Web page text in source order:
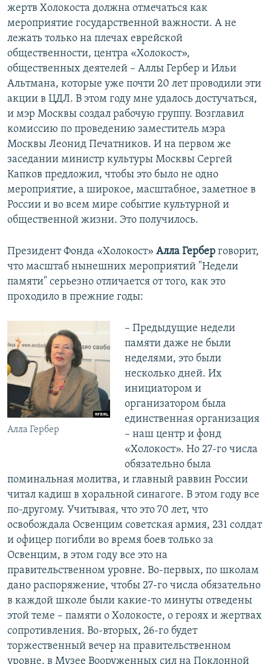
жертв Холокоста должна отмечаться как
мероприятие государственной важности. А не
лежать только на плечах еврейской
общественности, центра «Холокост»,
общественных деятелей – Аллы Гербер и Ильи
Альтмана, которые уже почти 20 лет проводили эти
акции в ЦДЛ. В этом году мне удалось достучаться,
и мэр Москвы создал рабочую группу. Возглавил
комиссию по проведению заместитель мэра
Москвы Леонид Печатников. И на первом же
заседании министр культуры Москвы Сергей
Капков предложил, чтобы это было не одно
мероприятие, а широкое, масштабное, заметное в
России и во всем мире событие культурной и
общественной жизни. Это получилось.
Президент Фонда «Холокост» Алла Гербер говорит,
что масштаб нынешних мероприятий "Недели
памяти" серьезно отличается от того, как это
проходило в прежние годы:
Алла Гербер
– Предыдущие недели
памяти даже не были
неделями, это были
несколько дней. Их
инициатором и
организатором была
единственная организация
– наш центр и фонд
«Холокост». Но 27-го числа
обязательно была
поминальная молитва, и главный раввин России
читал кадиш в хоральной синагоге. В этом году все
по-другому. Учитывая, что это 70 лет, что
освобождала Освенцим советская армия, 231 солдат
и офицер погибли во время боев только за
Освенцим, в этом году все это на
правительственном уровне. Во-первых, по школам
дано распоряжение, чтобы 27-го числа обязательно
в каждой школе были какие-то минуты отведены
этой теме – памяти о Холокосте, о героях и жертвах
сопротивления. Во-вторых, 26-го будет
торжественный вечер на правительственном
уровне, в Музее Вооруженных сил на Поклонной